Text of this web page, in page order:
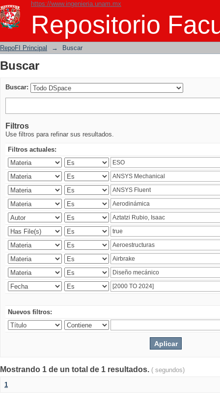
https://www.ingenieria.unam.mx
Repositorio
Buscar
RepoFI Principal → Buscar
Buscar
Buscar:
Filtros
Use filtros para refinar sus resultados.
Filtros actuales:
Nuevos filtros:
Mostrando 1 de un total de 1 resultados. ( segundos)
1